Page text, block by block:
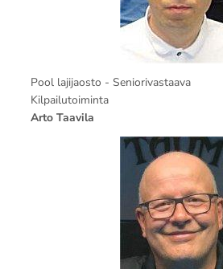
Pool lajijaosto - Seniorivastaava
Kilpailutoiminta
Arto Taavila